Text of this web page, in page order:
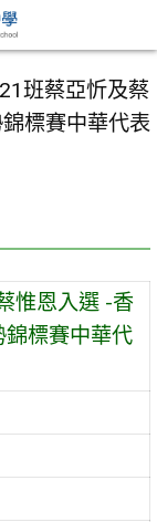
班蔡亞忻及蔡
標賽中華代表
惟恩入選 -香
標賽中華代